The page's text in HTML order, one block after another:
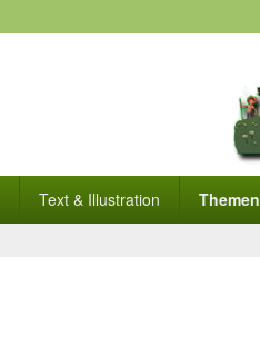
Text & Illustration Themen